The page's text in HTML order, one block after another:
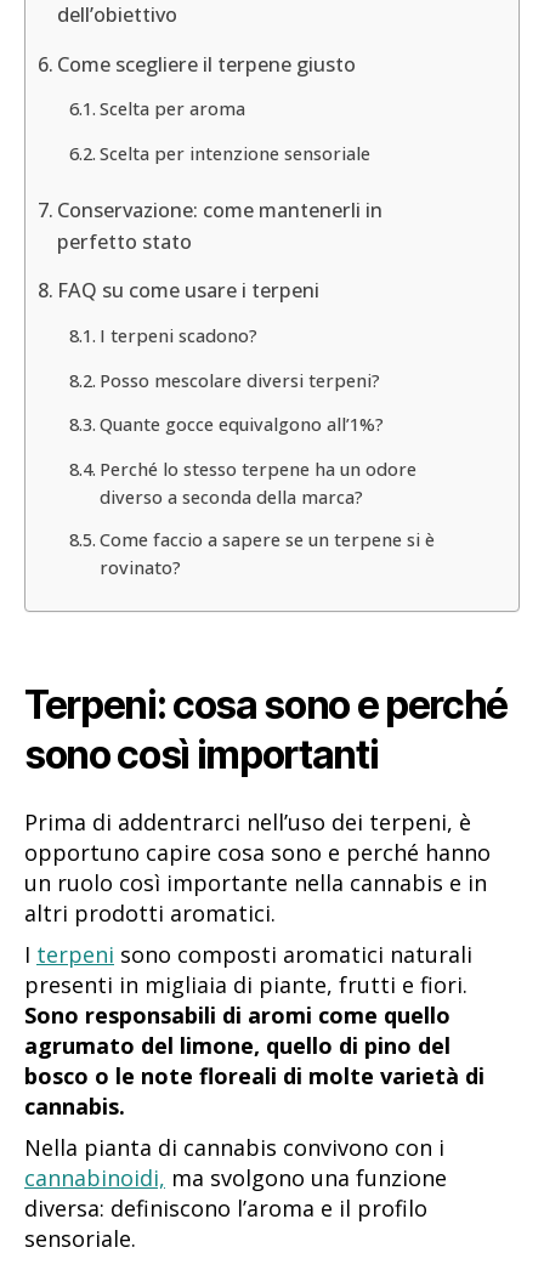
dell’obiettivo
Come scegliere il terpene giusto
Scelta per aroma
Scelta per intenzione sensoriale
Conservazione: come mantenerli in
perfetto stato
FAQ su come usare i terpeni
I terpeni scadono?
Posso mescolare diversi terpeni?
Quante gocce equivalgono all’1%?
Perché lo stesso terpene ha un odore
diverso a seconda della marca?
Come faccio a sapere se un terpene si è
rovinato?
Terpeni: cosa sono e perché
sono così importanti
Prima di addentrarci nell’uso dei terpeni, è
opportuno capire cosa sono e perché hanno
un ruolo così importante nella cannabis e in
altri prodotti aromatici.
I terpeni sono composti aromatici naturali
presenti in migliaia di piante, frutti e fiori.
Sono responsabili di aromi come quello
agrumato del limone, quello di pino del
bosco o le note floreali di molte varietà di
cannabis.
Nella pianta di cannabis convivono con i
cannabinoidi, ma svolgono una funzione
diversa: definiscono l’aroma e il profilo
sensoriale.